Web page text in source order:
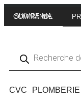
SUIVRE MA COMMANDE
CVC PLOMBERIE